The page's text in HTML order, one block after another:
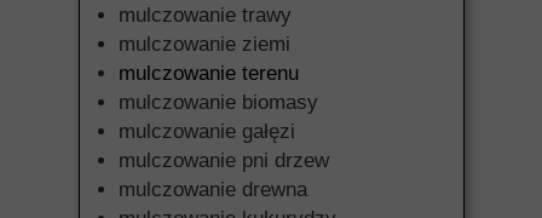
mulczowanie trawy
mulczowanie ziemi
mulczowanie terenu
mulczowanie biomasy
mulczowanie gałęzi
mulczowanie pni drzew
mulczowanie drewna